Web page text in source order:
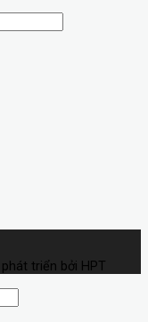
triển bởi HPT